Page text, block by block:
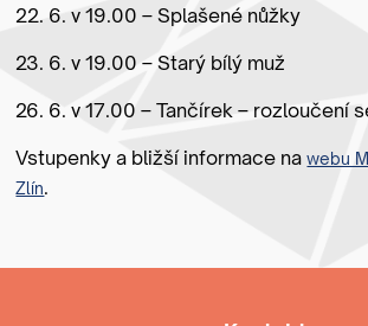
22. 6. v 19.00 – Splašené nůžky
23. 6. v 19.00 – Starý bílý muž
26. 6. v 17.00 – Tančírek – rozloučení
Vstupenky a bližší informace nawebu
Zlín.